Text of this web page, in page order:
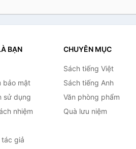
BẠN
bảo mật
sử dụng
nhiệm
tác giả
CHUYÊN MỤC
Sách tiếng Việt
Sách tiếng Anh
Văn phòng phẩm
Quà lưu niệm